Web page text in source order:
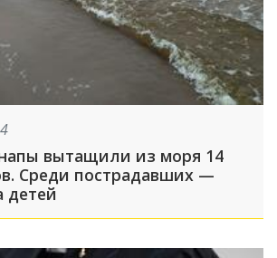
вытащили из моря 14
Среди пострадавших —
детей